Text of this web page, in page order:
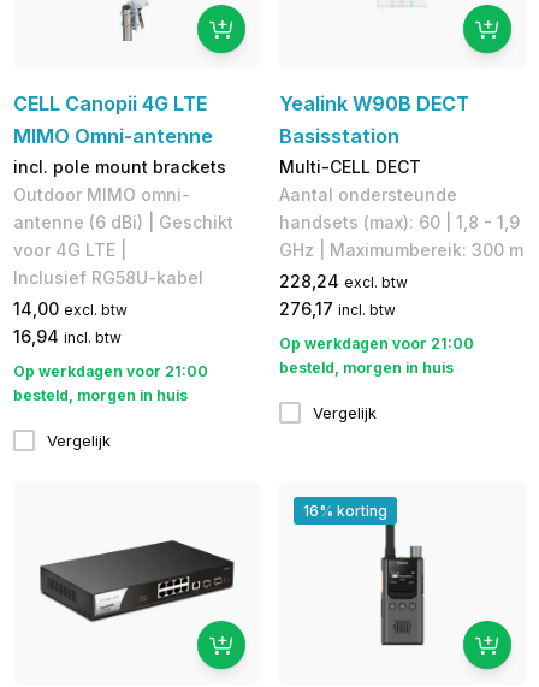
CELL Canopii 4G LTE
MIMO Omni-antenne
incl. pole mount brackets
Outdoor MIMO omni-
antenne (6 dBi) | Geschikt
voor 4G LTE |
Inclusief RG58U-kabel
14,00 excl. btw
16,94 incl. btw
Op werkdagen voor 21:00
besteld, morgen in huis
Vergelijk
Yealink W90B DECT
Basisstation
Multi-CELL DECT
Aantal ondersteunde
handsets (max): 60 | 1,8 - 1,9
GHz | Maximumbereik: 300 m
228,24 excl. btw
276,17 incl. btw
Op werkdagen voor 21:00
besteld, morgen in huis
Vergelijk
16% korting